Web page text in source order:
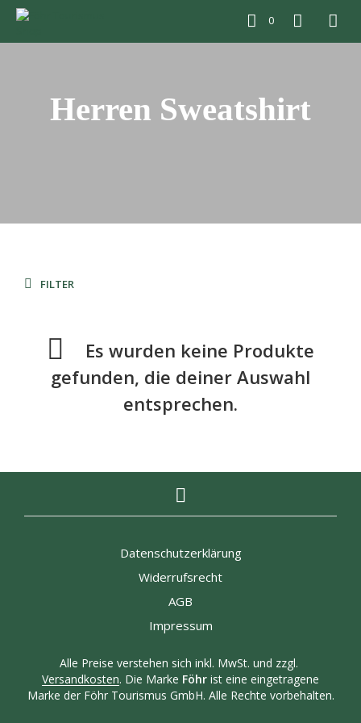
0
Herren Sweatshirt
FILTER
Es wurden keine Produkte
gefunden, die deiner Auswahl
entsprechen.
Datenschutzerklärung
Widerrufsrecht
AGB
Impressum
Alle Preise verstehen sich inkl. MwSt. und zzgl.
Versandkosten. Die Marke Föhr ist eine eingetragene
Marke der Föhr Tourismus GmbH. Alle Rechte vorbehalten.